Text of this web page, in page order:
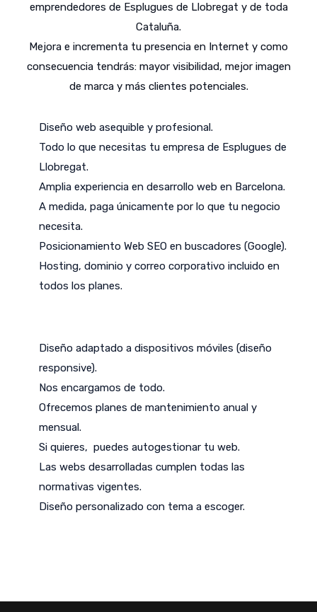
emprendedores de Esplugues de Llobregat y de toda
Cataluña.
Mejora e incrementa tu presencia en Internet y como
consecuencia tendrás: mayor visibilidad, mejor imagen
de marca y más clientes potenciales.
Diseño web asequible y profesional.
Todo lo que necesitas tu empresa de Esplugues de
Llobregat.
Amplia experiencia en desarrollo web en Barcelona.
A medida, paga únicamente por lo que tu negocio
necesita.
Posicionamiento Web SEO en buscadores (Google).
Hosting, dominio y correo corporativo incluido en
todos los planes.
Diseño adaptado a dispositivos móviles (diseño
responsive).
Nos encargamos de todo.
Ofrecemos planes de mantenimiento anual y
mensual.
Si quieres, puedes autogestionar tu web.
Las webs desarrolladas cumplen todas las
normativas vigentes.
Diseño personalizado con tema a escoger.